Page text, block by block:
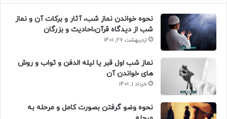
نحوه خواندن نماز شب، آثار و برکات آن و نماز
شب از دیدگاه قرآن،احادیث و بزرگان
اردیبهشت 27, 1401
نماز شب اول قبر یا لیله الدفن و ثواب و روش
های خواندن آن
خرداد 1, 1401
نحوه وضو گرفتن بصورت کامل و مرحله به